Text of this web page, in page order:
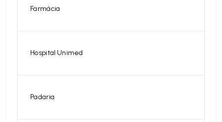
Farmácia
Hospital Unimed
Padaria